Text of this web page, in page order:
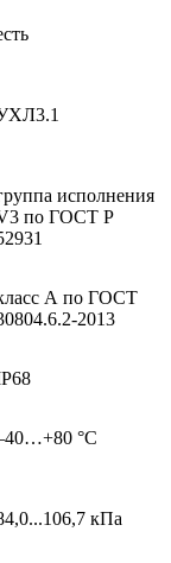
исполнения
по ГОСТ Р
А по ГОСТ
2013
°С
кПа